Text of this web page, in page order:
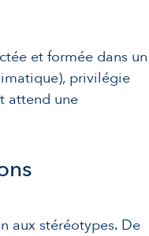
et formée dans un
privilégie
attend une
aux stéréotypes. De